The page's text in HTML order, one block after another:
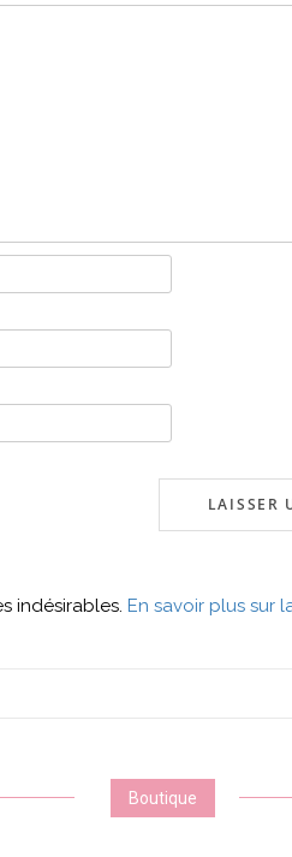
indésirables. En savoir plus sur
Boutique